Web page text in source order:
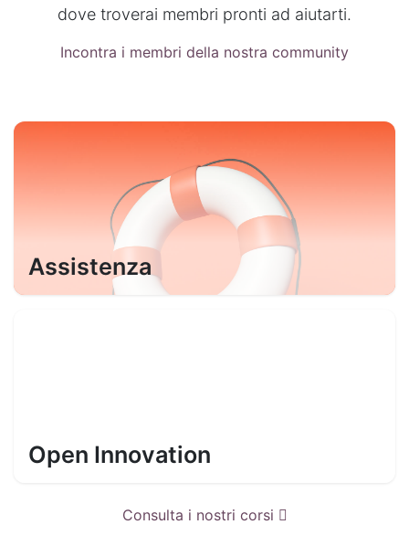
dove troverai membri pronti ad aiutarti.
Incontra i membri della nostra community
Assistenza
Open Innovation
Consulta i nostri corsi